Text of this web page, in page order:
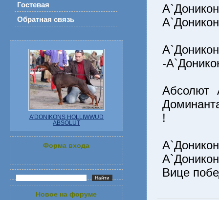
Гостевая
Обратная связь
A'DONIKONS HOLLIWWUD
ABSOLUT
Форма входа
Новое на форуме
-
Абсолют
!
Вице